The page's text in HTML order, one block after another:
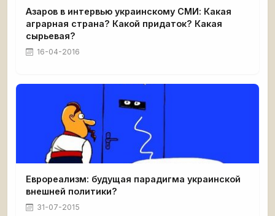
Азаров в интервью украинскому СМИ: Какая
аграрная страна? Какой придаток? Какая
сырьевая?
16-04-2016
Еврореализм: будущая парадигма украинской
внешней политики?
31-07-2015